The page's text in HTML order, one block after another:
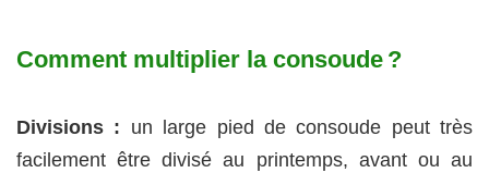
Comment multiplier la consoude ?
Divisions : un large pied de consoude peut très
facilement être divisé au printemps, avant ou au